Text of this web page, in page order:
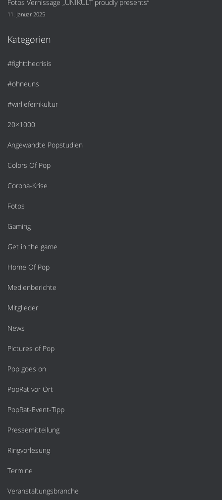
Fotos Vernissage „UNIKULT proudly presents“
11. Januar 2025
Kategorien
#fightthecrisis
#ohneuns
#wirliefernkultur
20×1000
Angewandte Popstudien
Colors Of Pop
Corona-Krise
Fotos
Gaming
Get in the game
Home Of Pop
Medienberichte
Mitglieder
News
Pictures of Pop
Pop goes on
PopRat vor Ort
PopRat-Event-Tipp
Pressemitteilung
Ringvorlesung
Termine
Veranstaltungsbranche